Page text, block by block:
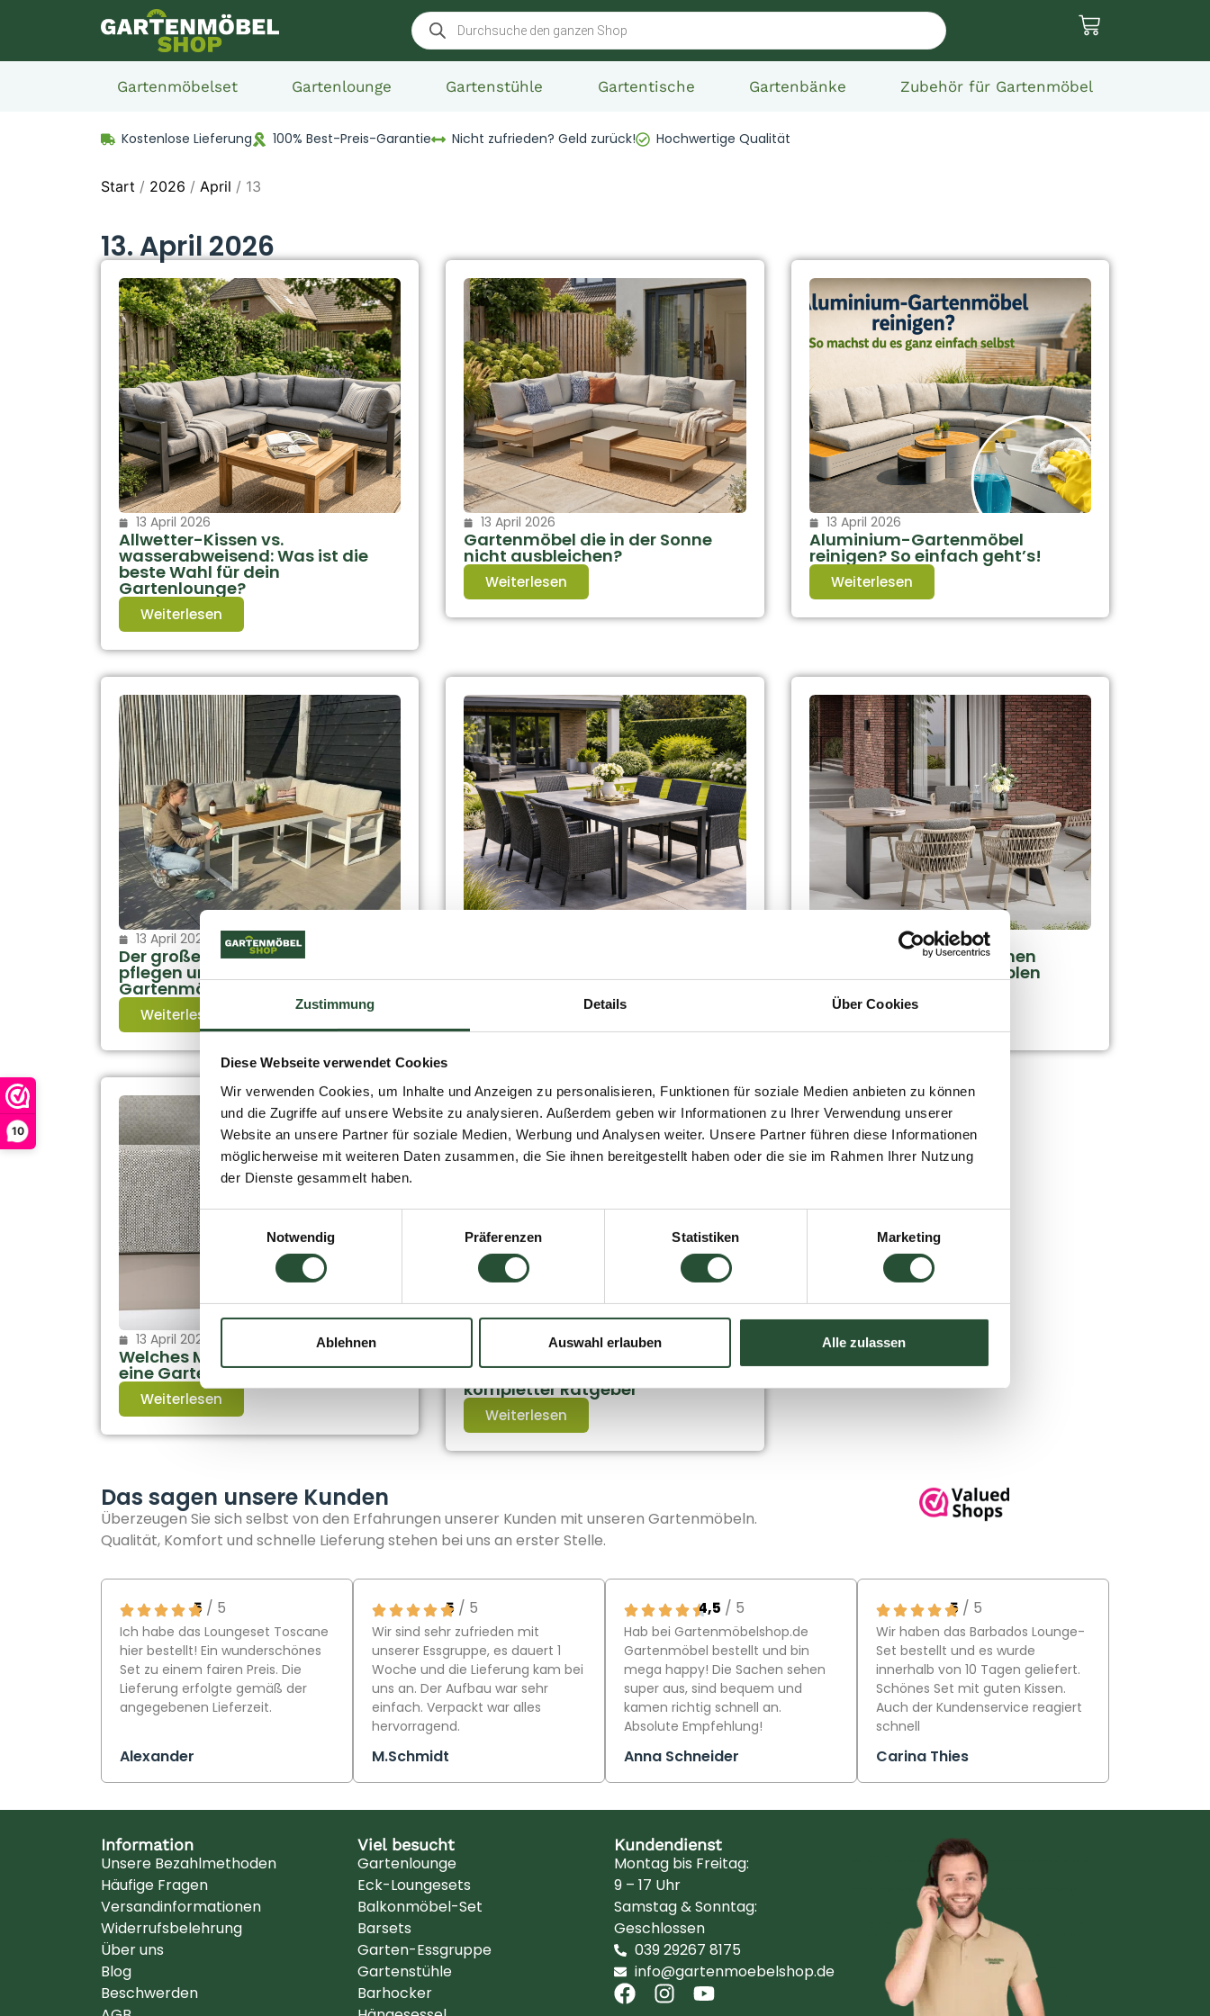
Zustimmung Details Über Cookies
Diese Webseite verwendet Cookies
Wir verwenden Cookies, um Inhalte und Anzeigen zu personalisieren, Funktionen für soziale Medien anbieten zu können
und die Zugriffe auf unsere Website zu analysieren. Außerdem geben wir Informationen zu Ihrer Verwendung unserer
Website an unsere Partner für soziale Medien, Werbung und Analysen weiter. Unsere Partner führen diese Informationen
möglicherweise mit weiteren Daten zusammen, die Sie ihnen bereitgestellt haben oder die sie im Rahmen Ihrer Nutzung
der Dienste gesammelt haben.
Einwilligungsauswahl
Notwendig
Präferenzen Statistiken Marketing
Ablehnen Auswahl erlauben Alle zulassen
10
Gartenmöbelset Gartenlounge Gartenstühle Gartentische Gartenbänke Zubehör für Gartenmöbel
Kostenlose Lieferung 100% Best-Preis-Garantie Nicht zufrieden? Geld zurück! Hochwertige Qualität
Start / 2026 / April / 13
13. April 2026
13 April 2026
Allwetter-Kissen vs.
wasserabweisend: Was ist die
beste Wahl für dein
Gartenlounge?
Weiterlesen
13 April 2026
Gartenmöbel die in der Sonne
nicht ausbleichen?
Weiterlesen
13 April 2026
Aluminium-Gartenmöbel
reinigen? So einfach geht’s!
Weiterlesen
13 April 2026
Der große Frühlings-Check: So
pflegen und schützen Sie Ihre
Gartenmöbel
Weiterlesen
13 April 2026
Garteninspiration für einen
stilvollen und komfortablen
Weiterlesen
13 April 2026
Welches Material ist das beste für
eine Gartenlounge?
Weiterlesen
13 April 2026
kleinen Garten wählen: Ein
kompletter Ratgeber
Weiterlesen
Das sagen unsere Kunden
Überzeugen Sie sich selbst von den Erfahrungen unserer Kunden mit unseren Gartenmöbeln.
Qualität, Komfort und schnelle Lieferung stehen bei uns an erster Stelle.
5 / 5
Ich habe das Loungeset Toscane
hier bestellt! Ein wunderschönes
Set zu einem fairen Preis. Die
Lieferung erfolgte gemäß der
angegebenen Lieferzeit.
Alexander
5 / 5
Wir sind sehr zufrieden mit
unserer Essgruppe, es dauert 1
Woche und die Lieferung kam bei
uns an. Der Aufbau war sehr
einfach. Verpackt war alles
hervorragend.
M.Schmidt
4,5 / 5
Hab bei Gartenmöbelshop.de
Gartenmöbel bestellt und bin
mega happy! Die Sachen sehen
super aus, sind bequem und
kamen richtig schnell an.
Absolute Empfehlung!
Anna Schneider
5 / 5
Wir haben das Barbados Lounge-
Set bestellt und es wurde
innerhalb von 10 Tagen geliefert.
Schönes Set mit guten Kissen.
Auch der Kundenservice reagiert
schnell
Carina Thies
Information
Unsere Bezahlmethoden
Häufige Fragen
Versandinformationen
Widerrufsbelehrung
Über uns
Blog
Beschwerden
Viel besucht
Gartenlounge
Eck-Loungesets
Balkonmöbel-Set
Barsets
Garten-Essgruppe
Gartenstühle
Barhocker
Kundendienst
Montag bis Freitag:
9 – 17 Uhr
Samstag & Sonntag:
Geschlossen
039 29267 8175
info@gartenmoebelshop.de